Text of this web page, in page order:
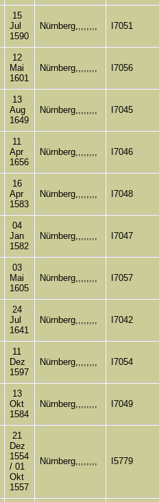
15
Jul
1590
Nürnberg,,,,,,,, I7051
12
Mai
1601
Nürnberg,,,,,,,, I7056
13
Aug
1649
Nürnberg,,,,,,,, I7045
11
Apr
1656
Nürnberg,,,,,,,, I7046
16
Apr
1583
Nürnberg,,,,,,,, I7048
04
Jan
1582
Nürnberg,,,,,,,, I7047
03
Mai
1605
Nürnberg,,,,,,,, I7057
24
Jul
1641
Nürnberg,,,,,,,, I7042
11
Dez
1597
Nürnberg,,,,,,,, I7054
13
Okt
1584
Nürnberg,,,,,,,, I7049
21
Dez
1554
/ 01
Okt
1557
Nürnberg,,,,,,,, I5779